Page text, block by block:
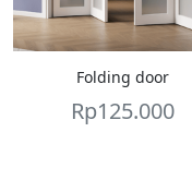
Folding door
Rp125.000